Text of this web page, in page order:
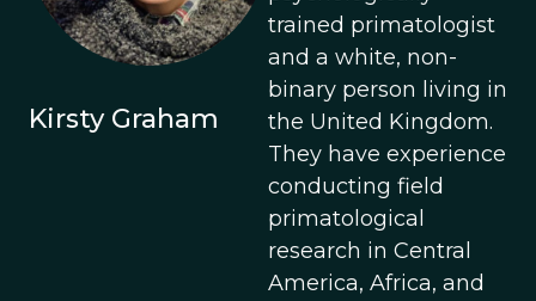
Kirsty Graham
trained primatologist
and a white, non-
binary person living in
the United Kingdom.
They have experience
conducting field
primatological
research in Central
America, Africa, and